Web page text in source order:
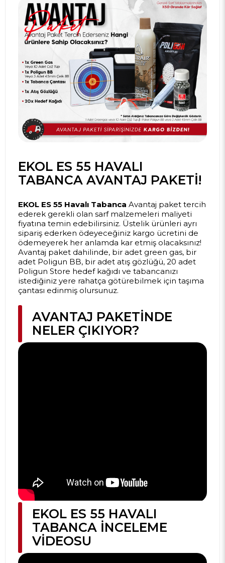
EKOL ES 55 HAVALI
TABANCA AVANTAJ PAKETI!
EKOL ES 55 Havalı Tabanca Avantaj paket tercih
ederek gerekli olan sarf malzemeleri maliyeti
fiyatına temin edebilirsiniz. Üstelik ürünleri ayrı
sipariş ederken ödeyeceğiniz kargo ücretini de
ödemeyerek her anlamda kar etmiş olacaksınız!
Avantaj paket dahilinde, bir adet green gas, bir
adet Poligun BB, bir adet atış gözlüğü, 20 adet
Poligun Store hedef kağıdı ve tabancanızı
istediğiniz yere rahatça götürebilmek için taşıma
çantası edinmiş olursunuz.
AVANTAJ PAKETINDE
NELER ÇIKIYOR?
EKOL ES 55 HAVALI
TABANCA İNCELEME
VIDEOSU